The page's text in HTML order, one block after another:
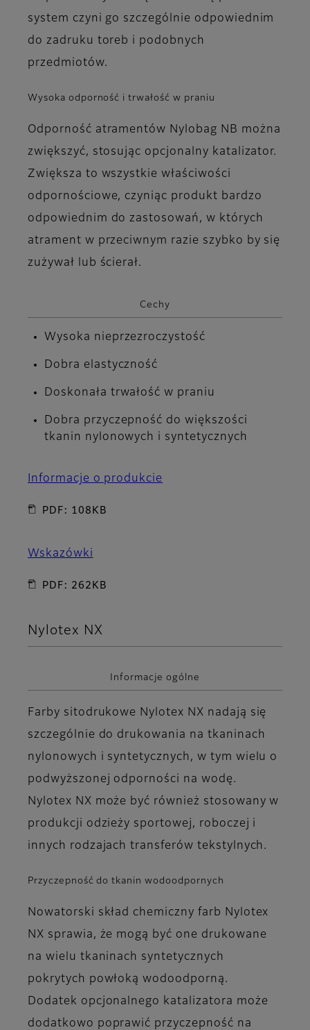
system czyni go szczególnie odpowiednim
do zadruku toreb i podobnych
przedmiotów.
Wysoka odporność i trwałość w praniu
Odporność atramentów Nylobag NB można
zwiększyć, stosując opcjonalny katalizator.
Zwiększa to wszystkie właściwości
odpornościowe, czyniąc produkt bardzo
odpowiednim do zastosowań, w których
atrament w przeciwnym razie szybko by się
zużywał lub ścierał.
Cechy
Wysoka nieprzezroczystość
Dobra elastyczność
Doskonała trwałość w praniu
Dobra przyczepność do większości
tkanin nylonowych i syntetycznych
Informacje o produkcie
PDF: 108KB
Wskazówki
PDF: 262KB
Nylotex NX
Informacje ogólne
Farby sitodrukowe Nylotex NX nadają się
szczególnie do drukowania na tkaninach
nylonowych i syntetycznych, w tym wielu o
podwyższonej odporności na wodę.
Nylotex NX może być również stosowany w
produkcji odzieży sportowej, roboczej i
innych rodzajach transferów tekstylnych.
Przyczepność do tkanin wodoodpornych
Nowatorski skład chemiczny farb Nylotex
NX sprawia, że mogą być one drukowane
na wielu tkaninach syntetycznych
pokrytych powłoką wodoodporną.
Dodatek opcjonalnego katalizatora może
dodatkowo poprawić przyczepność na